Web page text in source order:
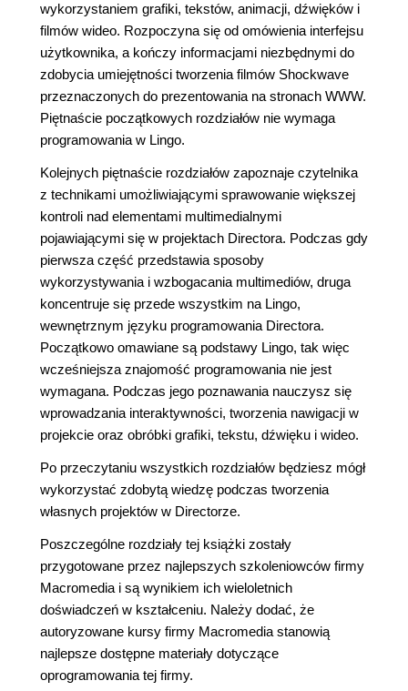
wykorzystaniem grafiki, tekstów, animacji, dźwięków i
filmów wideo. Rozpoczyna się od omówienia interfejsu
użytkownika, a kończy informacjami niezbędnymi do
zdobycia umiejętności tworzenia filmów Shockwave
przeznaczonych do prezentowania na stronach WWW.
Piętnaście początkowych rozdziałów nie wymaga
programowania w Lingo.
Kolejnych piętnaście rozdziałów zapoznaje czytelnika
z technikami umożliwiającymi sprawowanie większej
kontroli nad elementami multimedialnymi
pojawiającymi się w projektach Directora. Podczas gdy
pierwsza część przedstawia sposoby
wykorzystywania i wzbogacania multimediów, druga
koncentruje się przede wszystkim na Lingo,
wewnętrznym języku programowania Directora.
Początkowo omawiane są podstawy Lingo, tak więc
wcześniejsza znajomość programowania nie jest
wymagana. Podczas jego poznawania nauczysz się
wprowadzania interaktywności, tworzenia nawigacji w
projekcie oraz obróbki grafiki, tekstu, dźwięku i wideo.
Po przeczytaniu wszystkich rozdziałów będziesz mógł
wykorzystać zdobytą wiedzę podczas tworzenia
własnych projektów w Directorze.
Poszczególne rozdziały tej książki zostały
przygotowane przez najlepszych szkoleniowców firmy
Macromedia i są wynikiem ich wieloletnich
doświadczeń w kształceniu. Należy dodać, że
autoryzowane kursy firmy Macromedia stanowią
najlepsze dostępne materiały dotyczące
oprogramowania tej firmy.